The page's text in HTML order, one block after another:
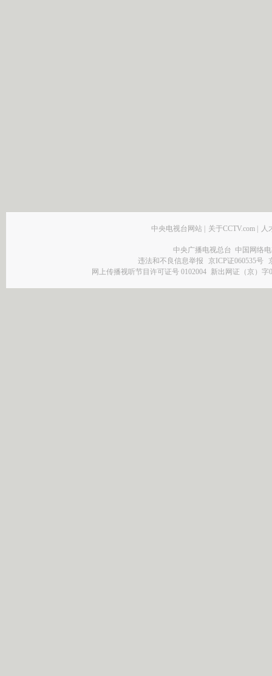
中央电视台网站 关于CCTV.com 人
中央广播电视总台 中国网络
违法和不良信息举报
京ICP证060535号
网上传播视听节目许可证号 0102004 新出网证（京）